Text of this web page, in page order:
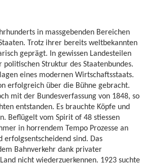
in massgebenden Bereichen
Trotz ihrer bereits weltbekannten
geprägt. In gewissen Landesteilen
Struktur des Staatenbundes.
eines modernen Wirtschaftsstaats.
erfolgreich über die Bühne gebracht.
mit der Bundesverfassung von 1848, so
entstanden. Es brauchte Köpfe und
Beflügelt vom Spirit of 48 stiessen
in horrendem Tempo Prozesse an
sind. Das
Bahnverkehr dank privater
nicht wiederzuerkennen. 1923 suchte